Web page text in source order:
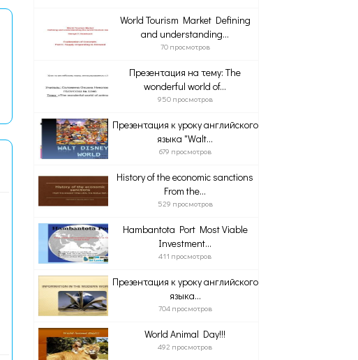
World Tourism Market Defining
and understanding...
70 просмотров
Презентация на тему: The
wonderful world of...
950 просмотров
Презентация к уроку английского
языка "Walt...
679 просмотров
History of the economic sanctions
From the...
529 просмотров
Hambantota Port Most Viable
Investment...
411 просмотров
Презентация к уроку английского
языка...
704 просмотров
World Animal Day!!!
492 просмотров